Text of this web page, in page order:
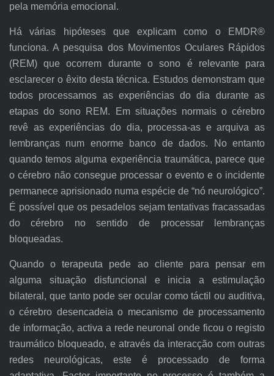
pela memória emocional.
Há várias hipóteses que explicam como o EMDR®
funciona. A pesquisa dos Movimentos Oculares Rápidos
(REM) que ocorrem durante o sono é relevante para
esclarecer o êxito desta técnica. Estudos demonstram que
todos processamos as experiências do dia durante as
etapas do sono REM. Em situações normais o cérebro
revê as experiências do dia, processa-as e arquiva as
lembranças num enorme banco de dados. No entanto
quando temos alguma experiência traumática, parece que
o cérebro não consegue processar o evento e o incidente
permanece aprisionado numa espécie de “nó neurológico”.
É possível que os pesadelos sejam tentativas fracassadas
do cérebro no sentido de processar lembranças
bloqueadas.
Quando o terapeuta pede ao cliente para pensar em
alguma situação disfuncional e inicia a estimulação
bilateral, que tanto pode ser ocular como táctil ou auditiva,
o cérebro desencadeia o mecanismo de processamento
de informação, activa a rede neuronal onde ficou o registo
traumático bloqueado, e através da interacção com outras
redes neurológicas, este é processado de forma